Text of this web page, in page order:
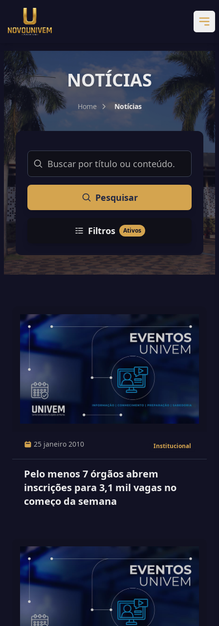
NOTÍCIAS
Home Notícias
Buscar
Pesquisar
Filtros Ativos
25 janeiro 2010 Institucional
Pelo menos 7 órgãos abrem
inscrições para 3,1 mil vagas no
começo da semana